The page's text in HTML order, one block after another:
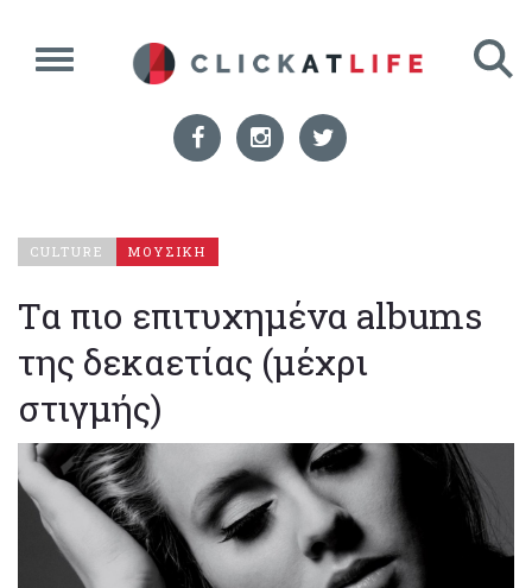
CULTURE ΜΟΥΣΙΚΗ
Τα πιο επιτυχημένα albums
της δεκαετίας (μέχρι
στιγμής)